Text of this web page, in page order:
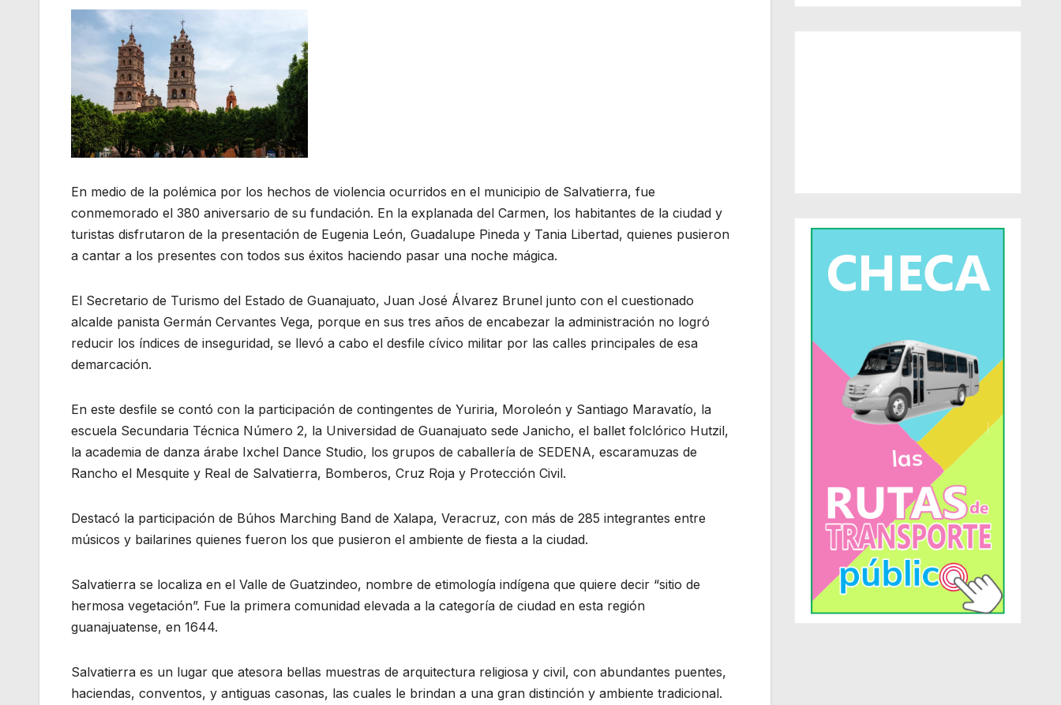
En medio de la polémica por los hechos de violencia ocurridos en el municipio de Salvatierra, fue
conmemorado el 380 aniversario de su fundación. En la explanada del Carmen, los habitantes de la ciudad y
turistas disfrutaron de la presentación de Eugenia León, Guadalupe Pineda y Tania Libertad, quienes pusieron
a cantar a los presentes con todos sus éxitos haciendo pasar una noche mágica.
El Secretario de Turismo del Estado de Guanajuato, Juan José Álvarez Brunel junto con el cuestionado
alcalde panista Germán Cervantes Vega, porque en sus tres años de encabezar la administración no logró
reducir los índices de inseguridad, se llevó a cabo el desfile cívico militar por las calles principales de esa
demarcación.
En este desfile se contó con la participación de contingentes de Yuriria, Moroleón y Santiago Maravatío, la
escuela Secundaria Técnica Número 2, la Universidad de Guanajuato sede Janicho, el ballet folclórico Hutzil,
la academia de danza árabe Ixchel Dance Studio, los grupos de caballería de SEDENA, escaramuzas de
Rancho el Mesquite y Real de Salvatierra, Bomberos, Cruz Roja y Protección Civil.
Destacó la participación de Búhos Marching Band de Xalapa, Veracruz, con más de 285 integrantes entre
músicos y bailarines quienes fueron los que pusieron el ambiente de fiesta a la ciudad.
Salvatierra se localiza en el Valle de Guatzindeo, nombre de etimología indígena que quiere decir “sitio de
hermosa vegetación”. Fue la primera comunidad elevada a la categoría de ciudad en esta región
guanajuatense, en 1644.
Salvatierra es un lugar que atesora bellas muestras de arquitectura religiosa y civil, con abundantes puentes,
haciendas, conventos, y antiguas casonas, las cuales le brindan a una gran distinción y ambiente tradicional.